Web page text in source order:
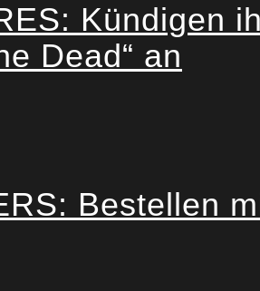
Kündigen
Dead“ an
Bestellen